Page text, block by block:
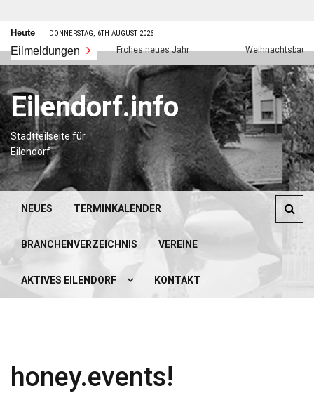
Zum
springen
Heute DONNERSTAG, 6TH AUGUST 2026
Eilmeldungen Frohes neues Jahr
Eilendorf.info
Stadtteilseite für
Eilendorf
NEUES TERMINKALENDER
BRANCHENVERZEICHNIS VEREINE
AKTIVES EILENDORF KONTAKT
honey.events!